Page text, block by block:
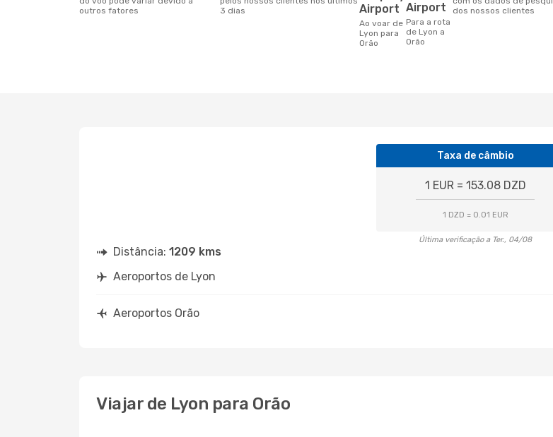
outros fatores
3 dias
Airport
Ao voar de
Lyon para
Orão
Airport
Para a rota
de Lyon a
Orão
dos nossos clientes
Taxa de câmbio
1 EUR = 153.08 DZD
1 DZD = 0.01 EUR
Última verificação a Ter., 04/08
Distância: 1209 kms
Aeroportos de Lyon
Aeroportos Orão
Viajar de Lyon para Orão